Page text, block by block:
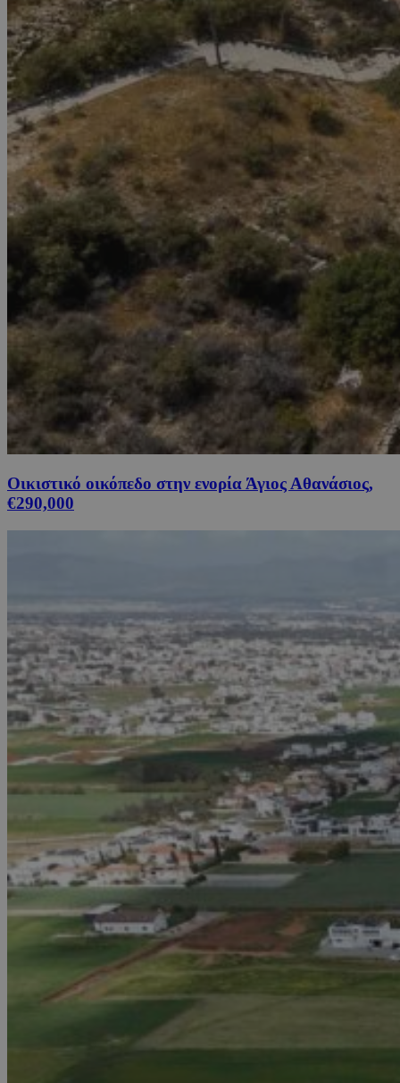
Οικιστικό οικόπεδο στην ενορία Άγιος Αθανάσιος,
€290,000